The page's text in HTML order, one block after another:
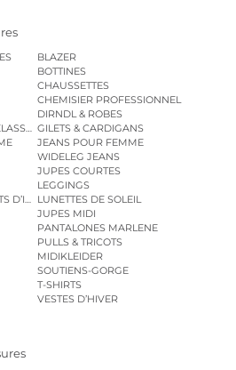
BLAZER
BOTTINES
CHAUSSETTES
CHEMISIER PROFESSIONNEL
DIRNDL & ROBES
GILETS & CARDIGANS
JEANS POUR FEMME
WIDELEG JEANS
JUPES COURTES
LEGGINGS
D’INTÉRIEUR
LUNETTES DE SOLEIL
JUPES MIDI
PANTALONES MARLENE
PULLS & TRICOTS
MIDIKLEIDER
SOUTIENS-GORGE
T-SHIRTS
VESTES D’HIVER